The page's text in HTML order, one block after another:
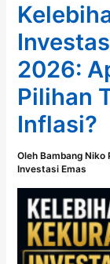
2026:
Pilihan
Inflasi?
Oleh Bambang Niko
Investasi Emas